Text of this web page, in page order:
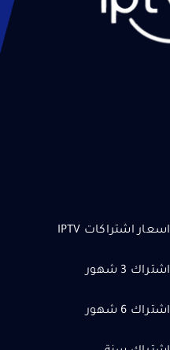
اسعار اشتراكات IPTV
اشتراك 3 شهور
اشتراك 6 شهور